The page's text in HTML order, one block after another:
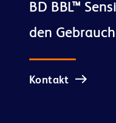
BD BBL™
Kontakt